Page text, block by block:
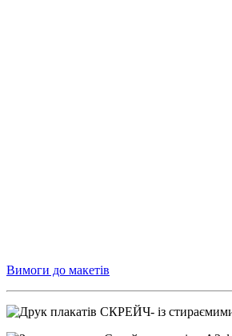
Вимоги до макетів